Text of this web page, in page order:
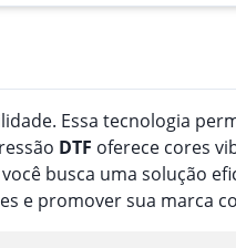
Essa tecnologia
DTF oferece cores
busca uma solução
e promover sua marca